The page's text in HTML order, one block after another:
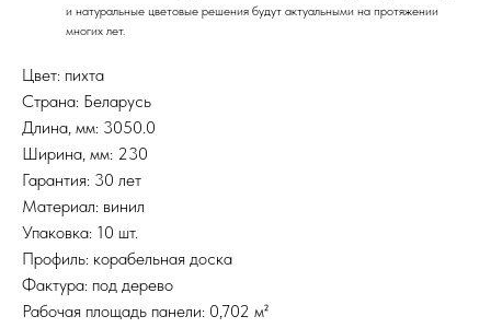
и натуральные цветовые решения будут актуальными на протяжении
многих лет.
Цвет: пихта
Страна: Беларусь
Длина, мм: 3050.0
Ширина, мм: 230
Гарантия: 30 лет
Материал: винил
Упаковка: 10 шт.
Профиль: корабельная доска
Фактура: под дерево
Рабочая площадь панели: 0,702 м²